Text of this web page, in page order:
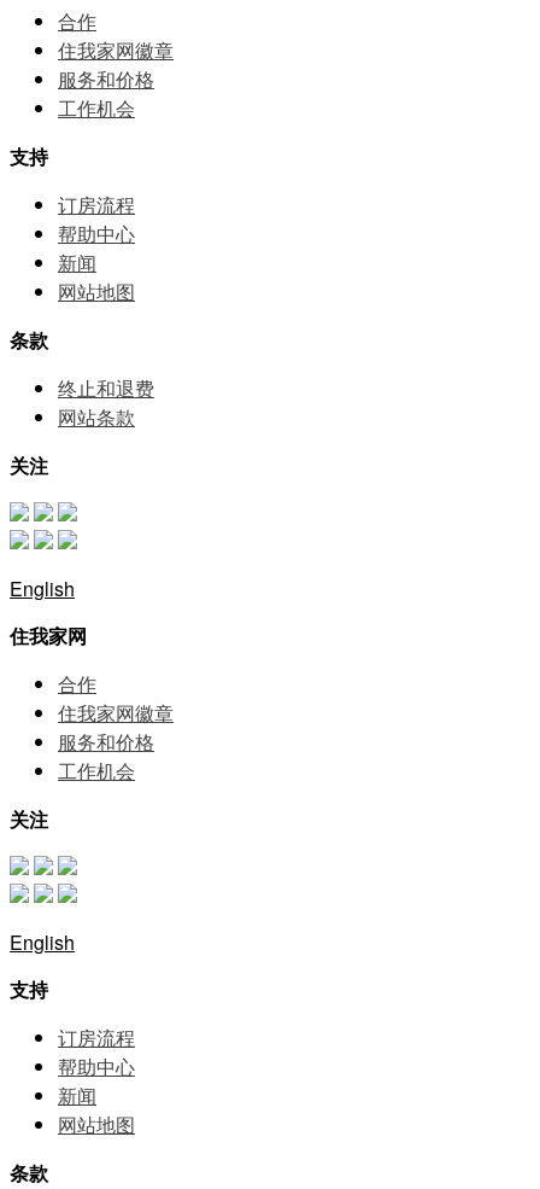
合作
住我家网徽章
服务和价格
⼯作机会
支持
订房流程
帮助中⼼
新闻
网站地图
条款
终止和退费
网站条款
关注
English
住我家网
合作
住我家网徽章
服务和价格
⼯作机会
关注
English
支持
订房流程
帮助中⼼
新闻
网站地图
条款